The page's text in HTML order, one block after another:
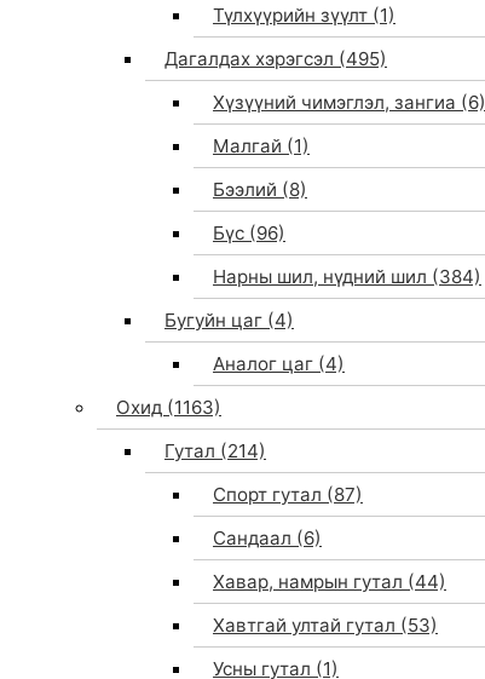
Түлхүүрийн зүүлт (1)
Дагалдах хэрэгсэл (495)
Хүзүүний чимэглэл, зангиа (6)
Малгай (1)
Бээлий (8)
Бүс (96)
Нарны шил, нүдний шил (384)
Бугуйн цаг (4)
Аналог цаг (4)
Охид (1163)
Гутал (214)
Спорт гутал (87)
Сандаал (6)
Хавар, намрын гутал (44)
Хавтгай ултай гутал (53)
Усны гутал (1)